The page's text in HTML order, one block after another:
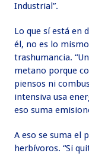
Industrial”.
Lo que sí está en
él, no es lo
trashumancia.
metano porque
piensos ni
intensiva usa
eso suma
A eso se suma el
herbívoros. “Si